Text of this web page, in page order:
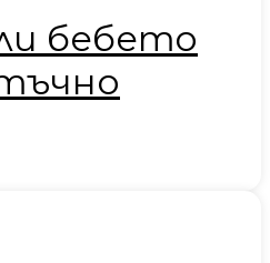
бебето